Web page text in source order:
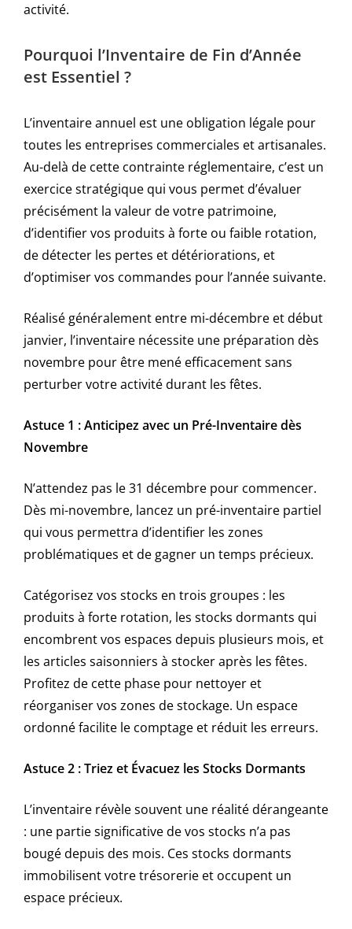
activité.
Pourquoi l’Inventaire de Fin d’Année
est Essentiel ?
L’inventaire annuel est une obligation légale pour
toutes les entreprises commerciales et artisanales.
Au-delà de cette contrainte réglementaire, c’est un
exercice stratégique qui vous permet d’évaluer
précisément la valeur de votre patrimoine,
d’identifier vos produits à forte ou faible rotation,
de détecter les pertes et détériorations, et
d’optimiser vos commandes pour l’année suivante.
Réalisé généralement entre mi-décembre et début
janvier, l’inventaire nécessite une préparation dès
novembre pour être mené efficacement sans
perturber votre activité durant les fêtes.
Astuce 1 : Anticipez avec un Pré-Inventaire dès
Novembre
N’attendez pas le 31 décembre pour commencer.
Dès mi-novembre, lancez un pré-inventaire partiel
qui vous permettra d’identifier les zones
problématiques et de gagner un temps précieux.
Catégorisez vos stocks en trois groupes : les
produits à forte rotation, les stocks dormants qui
encombrent vos espaces depuis plusieurs mois, et
les articles saisonniers à stocker après les fêtes.
Profitez de cette phase pour nettoyer et
réorganiser vos zones de stockage. Un espace
ordonné facilite le comptage et réduit les erreurs.
Astuce 2 : Triez et Évacuez les Stocks Dormants
L’inventaire révèle souvent une réalité dérangeante
: une partie significative de vos stocks n’a pas
bougé depuis des mois. Ces stocks dormants
immobilisent votre trésorerie et occupent un
espace précieux.